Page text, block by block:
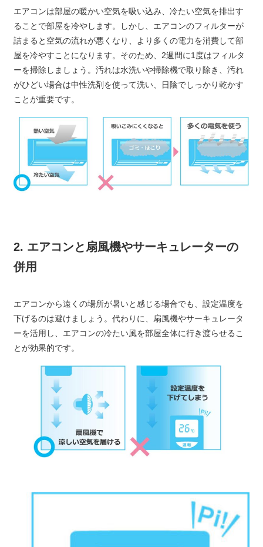
エアコンは部屋の暖かい空気を吸い込み、冷たい空気を排出す
ることで部屋を冷やします。しかし、エアコンのフィルターが
詰まると空気の流れが悪くなり、より多くの電力を消費して部
屋を冷やすことになります。そのため、2週間に1度はフィルタ
ーを掃除しましょう。汚れは水洗いや掃除機で取り除き、汚れ
がひどい場合は中性洗剤を使って洗い、日陰でしっかり乾かす
ことが重要です。
2. エアコンと扇風機やサーキュレーターの
併用
エアコンから遠くの場所が暑いと感じる場合でも、設定温度を
下げるのは避けましょう。代わりに、扇風機やサーキュレータ
ーを活用し、エアコンの冷たい風を部屋全体に行き渡らせるこ
とが効果的です。